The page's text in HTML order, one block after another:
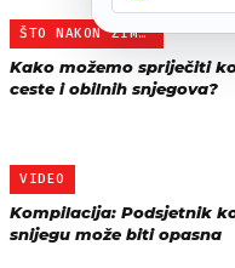
ŠTO NAKON ZIME?
Kako možemo spriječiti
ceste i obilnih snjegova?
VIDEO
Kompilacija: Podsjetnik
snijegu može biti opasna